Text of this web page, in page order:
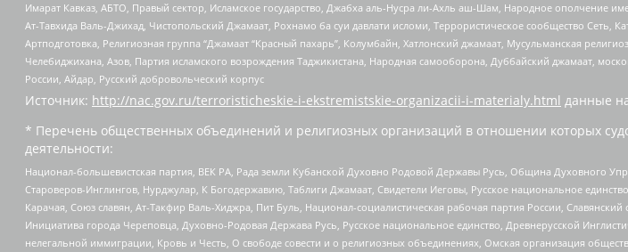
Имарат Кавказ, АБТО, Правый сектор, Исламское государство, Джабха аль-Нусра ли-Ахль аш-Шам, Народное ополчение
Ат-Тавхида Валь-Джихад, Чистопольский Джамаат, Рохнамо ба суи давлати исломи, Террористическое сообщество
Артподготовка, Религиозная группа “Джамаат “Красный пахарь”, Колумбайн, Хатлонский джамаат, Мусульманская
Челебиджихана, Азов, Партия исламского возрождения Таджикистана, Народная самооборона, Дуббайский джамаат,
России, Айдар, Русский добровольческий корпус
Источник: http://nac.gov.ru/terroristicheskie-i-ekstremistskie-organizacii-i-materialy.html данные
* Перечень общественных объединений и религиозных организаций в отношении которых
деятельности:
Национал-большевистская партия, ВЕК РА, Рада земли Кубанской Духовно Родовой Державы Русь, Община Духовного
Староверов-Инглингов, Нурджулар, К Богодержавию, Таблиги Джамаат, Свидетели Иеговы, Русское национальное
Карачая, Союз славян, Ат-Такфир Валь-Хиджра, Пит Буль, Национал-социалистическая рабочая партия России,
Инициатива города Череповца, Духовно-Родовая Держава Русь, Русское национальное единство, Древнерусской
нелегальной иммиграции, Кровь и Честь, О свободе совести и о религиозных объединениях, Омская организация